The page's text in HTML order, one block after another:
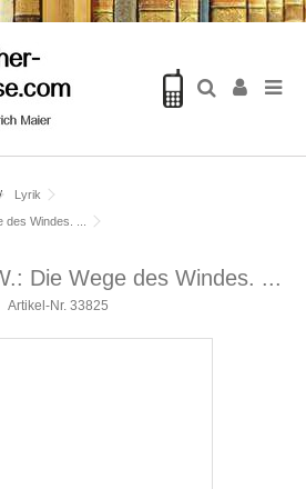
Lyrik
Windes. ...
Die Wege des Windes. ...
Artikel-Nr. 33825